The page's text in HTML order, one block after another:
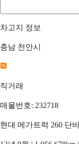
차고지 정보
충남 천안시
직거래
매물번호: 232718
현대 메가트럭 260 단